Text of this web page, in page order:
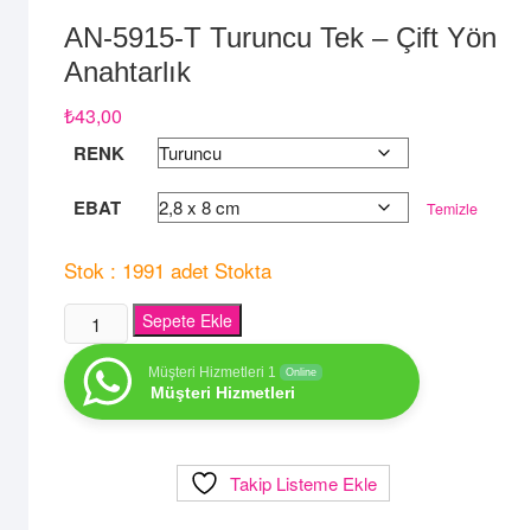
AN-5915-T Turuncu Tek – Çift Yön
Anahtarlık
₺43,00
RENK
EBAT Temizle
Stok : 1991 adet Stokta
AN-
5915-
T
Turuncu
Sepete Ekle
Müşteri Hizmetleri 1 Online
Müşteri Hizmetleri
Takip Listeme Ekle